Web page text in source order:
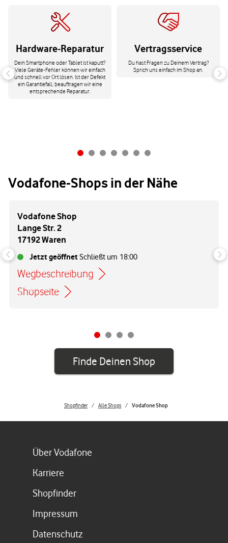
Hardware-Reparatur
Dein Smartphone oder Tablet ist kaputt?
Viele Geräte-Fehler können wir einfach
und schnell vor Ort lösen. Ist der Defekt
ein Garantiefall, beauftragen wir eine
entsprechende Reparatur.
Vertragsservice
Du hast Fragen zu Deinem Vertrag?
Sprich uns einfach im Shop an.
Vodafone-Shops in der Nähe
Vodafone Shop
Lange Str. 2
17192 Waren
Jetzt geöffnetSchließt um 18:00
Wegbeschreibung
Link öffnet in einem neuen Tab
Shopseite
Finde Deinen Shop
Shopfinder Alle Shops Vodafone Shop
Über Vodafone
Karriere
ShopfinderLink öffnet in einem neuen Tab
Impressum
Datenschutz